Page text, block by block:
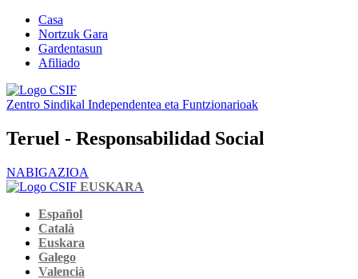
Casa
Nortzuk Gara
Gardentasun
Afiliado
Zentro Sindikal Independentea eta Funtzionarioak
Teruel - Responsabilidad Social
NABIGAZIOA
EUSKARA
Español
Català
Euskara
Galego
Valencià